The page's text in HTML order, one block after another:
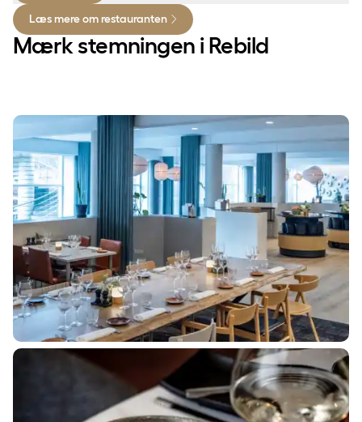
Læs mere om restauranten
Mærk stemningen i Rebild